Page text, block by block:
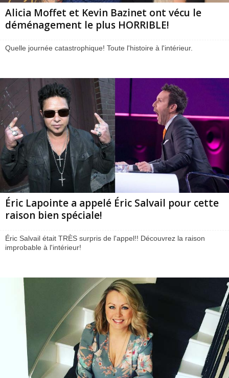
Alicia Moffet et Kevin Bazinet ont vécu le
déménagement le plus HORRIBLE!
Quelle journée catastrophique! Toute l'histoire à l'intérieur.
Éric Lapointe a appelé Éric Salvail pour cette
raison bien spéciale!
Éric Salvail était TRÈS surpris de l'appel!! Découvrez la raison
improbable à l'intérieur!